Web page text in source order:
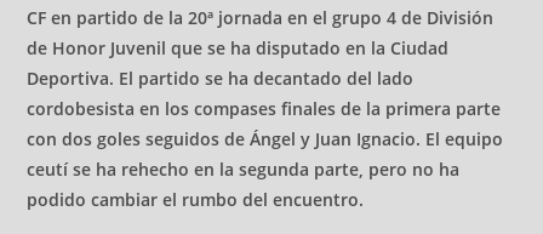
CF en partido de la 20ª jornada en el grupo 4 de División
de Honor Juvenil que se ha disputado en la Ciudad
Deportiva. El partido se ha decantado del lado
cordobesista en los compases finales de la primera parte
con dos goles seguidos de Ángel y Juan Ignacio. El equipo
ceutí se ha rehecho en la segunda parte, pero no ha
podido cambiar el rumbo del encuentro.